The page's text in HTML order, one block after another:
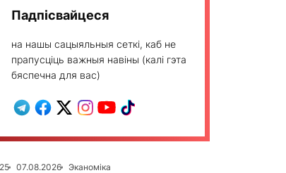
Падпісвайцеся
на нашы сацыяльныя сеткі, каб не
прапусціць важныя навіны (калі гэта
бяспечна для вас)
07.08.2026
Эканоміка